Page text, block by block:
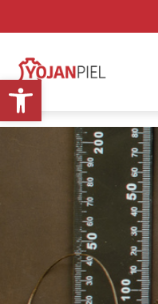
Abrir barra de herramientas